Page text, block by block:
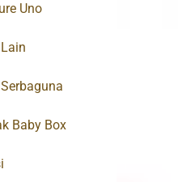
Uno
Baby Box